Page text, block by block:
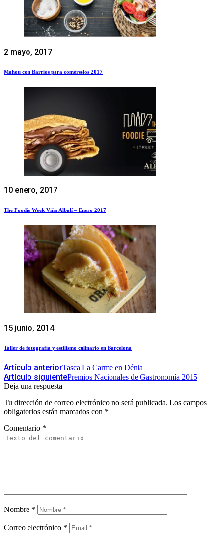
2 mayo, 2017
Mahou con Barrios para comérselos 2017
10 enero, 2017
The Foodie Week Viña Albalí – Enero 2017
15 junio, 2014
Taller de fotografía y estilismo culinario en Barcelona
Artículo anteriorTasca La Carme en Dénia
Artículo siguientePremios Nacionales de Gastronomía 2015
Deja una respuesta
Tu dirección de correo electrónico no será publicada. Los campos
obligatorios están marcados con *
Comentario *
Nombre *
Correo electrónico *